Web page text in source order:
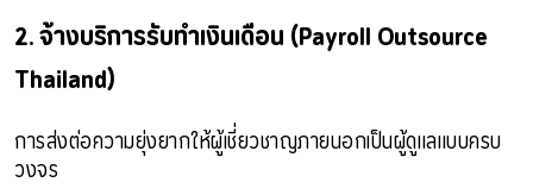
2. จ้างบริการรับทำเงินเดือน (Payroll Outsource
Thailand)
การส่งต่อความยุ่งยากให้ผู้เชี่ยวชาญภายนอกเป็นผู้ดูแลแบบครบ
วงจร